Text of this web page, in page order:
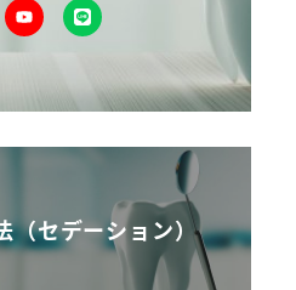
（セデーション）